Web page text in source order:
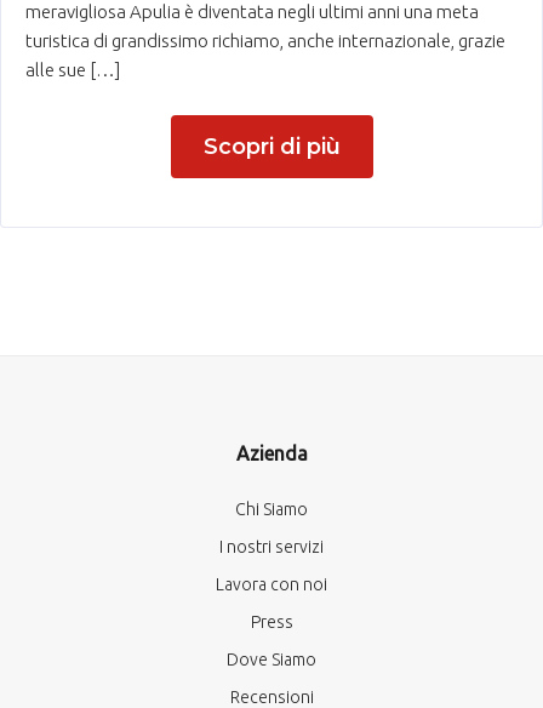
meravigliosa Apulia è diventata negli ultimi anni una meta
turistica di grandissimo richiamo, anche internazionale, grazie
alle sue […]
Scopri di più
Azienda
Chi Siamo
I nostri servizi
Lavora con noi
Press
Dove Siamo
Recensioni